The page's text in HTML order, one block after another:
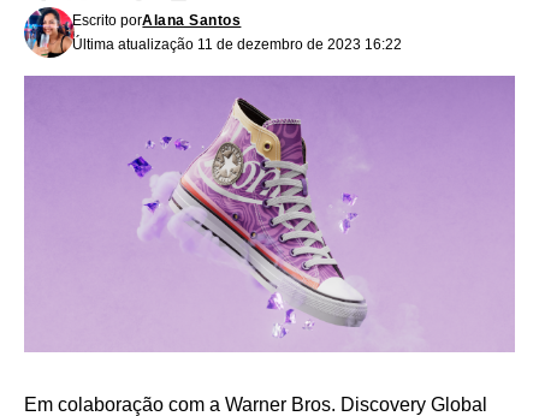
Última atualização 11 de dezembro de 2023 16:22
Escrito porAlana Santos
Em colaboração com a Warner Bros. Discovery Global